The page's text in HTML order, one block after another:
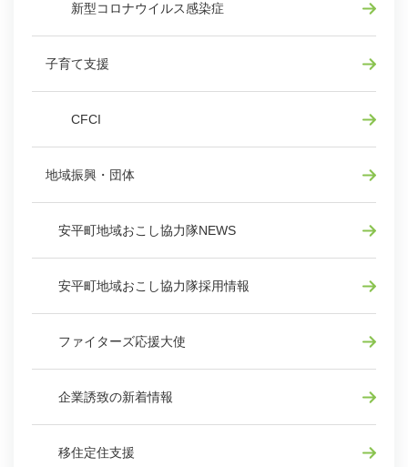
新型コロナウイルス感染症
子育て支援
CFCI
地域振興・団体
安平町地域おこし協力隊NEWS
安平町地域おこし協力隊採用情報
ファイターズ応援大使
企業誘致の新着情報
移住定住支援